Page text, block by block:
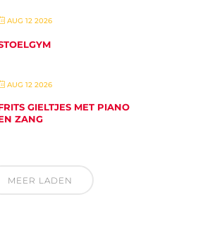
AUG 12 2026
AUG 12 2026
GIELTJES MET PIANO
ZANG
MEER LADEN